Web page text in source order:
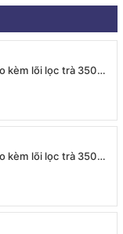
lõi lọc trà 350ml,
lõi lọc trà 350ml,